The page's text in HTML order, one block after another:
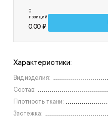
120-124, 182-188
0
позиций
0,00 ₽
Характеристики:
Вид изделия:
Состав:
Плотность ткани:
Застёжка: